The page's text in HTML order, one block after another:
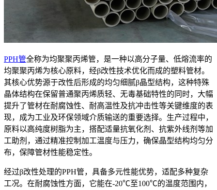
PPH管全称为均聚聚丙烯管，是一种以高分子量、低熔流率的
均聚聚丙烯为核心原料，经β改性技术优化而成的塑料管材。
其核心优势源于改性后形成的均匀细腻β晶型结构，这种特殊
晶体结构在保留普通聚丙烯质轻、无毒基础特性的同时，大幅
提升了管材在耐腐蚀性、耐高温性及抗冲击性等关键维度的表
现，成为工业及环保领域介质输送的重要选择。生产过程中，
原料以高纯度树脂为主，搭配适量抗氧化剂、抗紫外线剂等加
工助剂，通过精准控制加工温度与压力，确保晶型结构均匀分
布，保障管材性能稳定性。
经过β改性处理的PPH管，具备多元性能优势，适配多种复杂
工况。在耐腐蚀性方面，它能在-20℃至100℃的温度范围内，